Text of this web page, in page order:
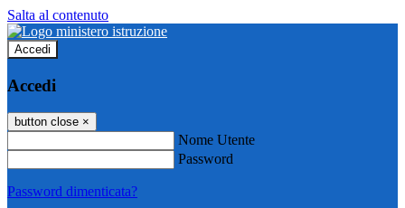
Salta al contenuto
Accedi
Accedi
button close ×
Nome Utente
Password
Password dimenticata?